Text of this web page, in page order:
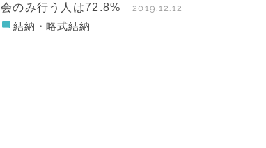
会のみ行う人は72.8%
2019.12.12
結納・略式結納